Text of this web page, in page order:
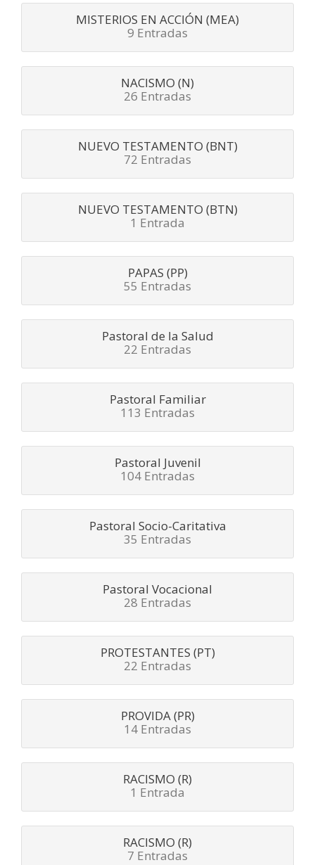
MISTERIOS EN ACCIÓN (MEA)
9 Entradas
NACISMO (N)
26 Entradas
NUEVO TESTAMENTO (BNT)
72 Entradas
NUEVO TESTAMENTO (BTN)
1 Entrada
PAPAS (PP)
55 Entradas
Pastoral de la Salud
22 Entradas
Pastoral Familiar
113 Entradas
Pastoral Juvenil
104 Entradas
Pastoral Socio-Caritativa
35 Entradas
Pastoral Vocacional
28 Entradas
PROTESTANTES (PT)
22 Entradas
PROVIDA (PR)
14 Entradas
RACISMO (R)
1 Entrada
RACISMO (R)
7 Entradas